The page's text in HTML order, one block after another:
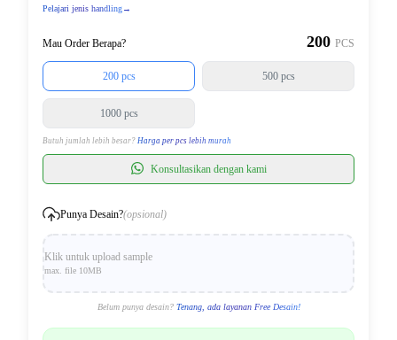
Pelajari jenis handling→
Mau Order Berapa? 200 PCS
200 pcs 500 pcs
1000 pcs
Butuh jumlah lebih besar? Harga per pcs lebih murah
Konsultasikan dengan kami
Punya Desain?(opsional)
Klik untuk upload sample
max. file 10MB
Belum punya desain? Tenang, ada layanan Free Desain!